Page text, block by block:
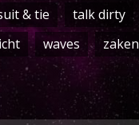
& tie
talk dirty
waves zaken